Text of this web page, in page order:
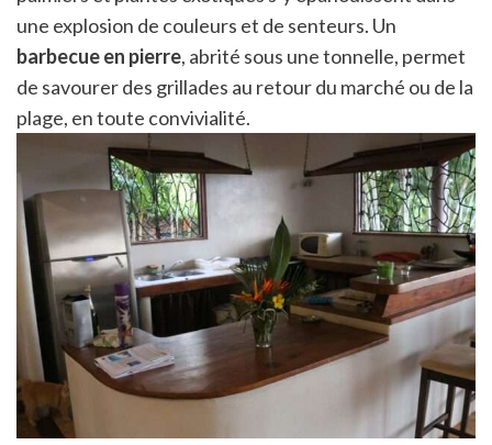
une explosion de couleurs et de senteurs. Un
barbecue en pierre, abrité sous une tonnelle, permet
de savourer des grillades au retour du marché ou de la
plage, en toute convivialité.